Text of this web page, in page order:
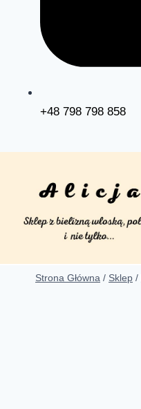
+48 798 798 858
Strona Główna / Sklep /